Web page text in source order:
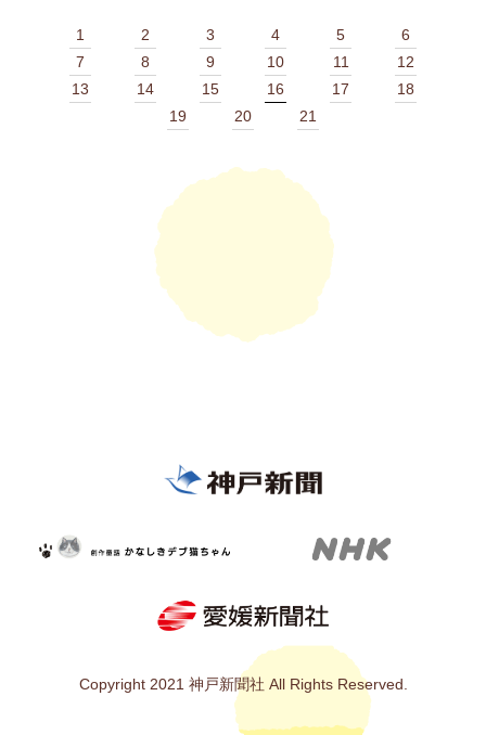
1 2 3 4 5
6
7
8 9 10 11
12
13
14 15 16 17
18
19
20 21
Copyright 2021 神戸新聞社 All Rights Reserved.